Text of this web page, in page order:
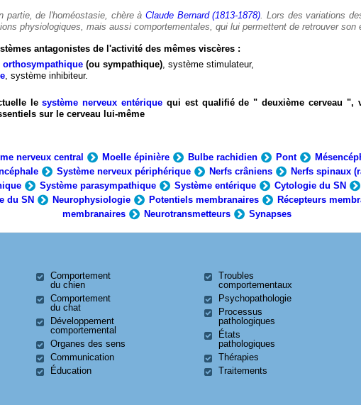
partie, de l'homéostasie, chère àClaude Bernard (1813-1878). Lors des variations
physiologiques, mais aussi comportementales, qui lui permettent de retrouver son
antagonistes de l'activité des mêmes viscères :
orthosympathique (ou sympathique), système stimulateur,
, système inhibiteur.
lesystème nerveux entérique qui est qualifié de " deuxième cerveau ",
sur le cerveau lui-même
nerveux central Moelle épinière Bulbe rachidien Pont
Système nerveux périphérique Nerfs crâniens Nerfs spinaux
Système parasympathique Système entérique Cytologie du SN
du SN Neurophysiologie Potentiels membranaires Récepteurs
membranaires
Neurotransmetteurs Synapses
Comportement
du chien
Comportement
du chat
Développement
comportemental
Organes des sens
Communication
Éducation
Troubles
comportementaux
Psychopathologie
Processus
pathologiques
États
pathologiques
Thérapies
Traitements